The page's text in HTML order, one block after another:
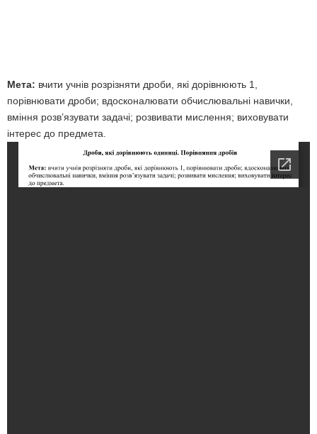
Мета: вчити учнів розрізняти дроби, які дорівнюють 1,
порівнювати дроби; вдосконалювати обчислювальні навички,
вміння розв’язувати задачі; розвивати мислення; виховувати
інтерес до предмета.